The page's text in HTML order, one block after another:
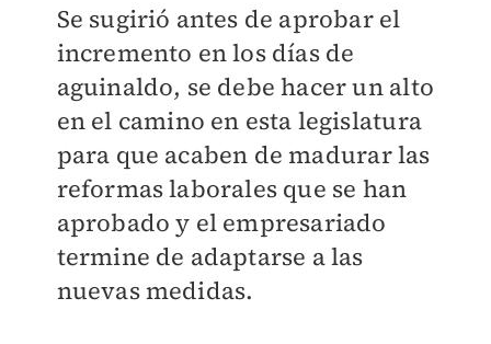
Se sugirió antes de aprobar el
incremento en los días de
aguinaldo, se debe hacer un alto
en el camino en esta legislatura
para que acaben de madurar las
reformas laborales que se han
aprobado y el empresariado
termine de adaptarse a las
nuevas medidas.